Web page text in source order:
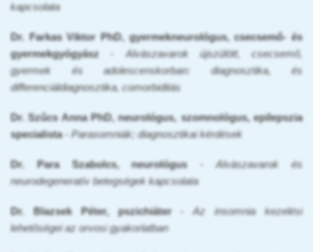
kapcsolata
Dr. Farkas Viktor PhD, gyermekneurológus, csecsemő- és
gyermekgyógyász -Alvászavarok újszülött, csecsemő,
gyermek és adolescenskorban: diagnosztika, és
differenciáldiagnosztika, comorbiditás
Dr. Szűcs Anna PhD, neurológus, szomnológus, epilepszia
specialista- Parasomniák; diagnosztikai kérdések
Dr. Para Szabolcs, neurológus-Alvászavarok és
neurodegeneratív betegségek kapcsolata
Dr. Blazsek Péter, pszichiáter-Az insomnia kezelési
lehetőségei az orvosi gyakorlatban